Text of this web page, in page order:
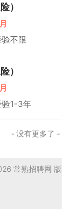
）
验不限
）
验1-3年
- 没有更多了 -
常熟招聘网